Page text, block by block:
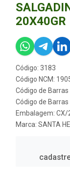
20X40GR
Código: 3183
Código NCM:
Código de
Código de
Embalagem: CX/
Marca: SANTA